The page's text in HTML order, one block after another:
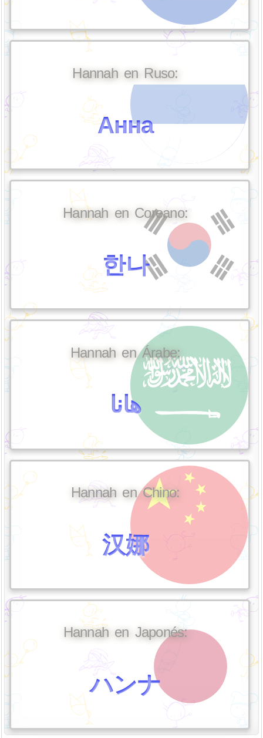
Hannah en Ruso:
Анна
Hannah en Coreano:
한나
Hannah en Árabe:
هانا
Hannah en Chino:
汉娜
Hannah en Japonés:
ハンナ